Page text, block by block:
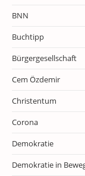
BNN
Buchtipp
Bürgergesellschaft
Cem Özdemir
Christentum
Corona
Demokratie
Demokratie in